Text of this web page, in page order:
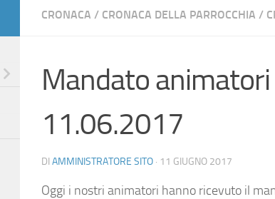
CRONACA / CRONACA DELLA PARROCCHIA /
Mandato
11.06.2017
DI AMMINISTRATORE SITO · 11 GIUGNO 2017
Oggi i nostri animatori hanno ricevuto il